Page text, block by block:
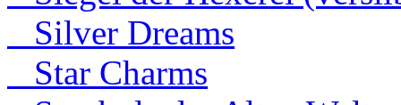
Silver Dreams
Star Charms